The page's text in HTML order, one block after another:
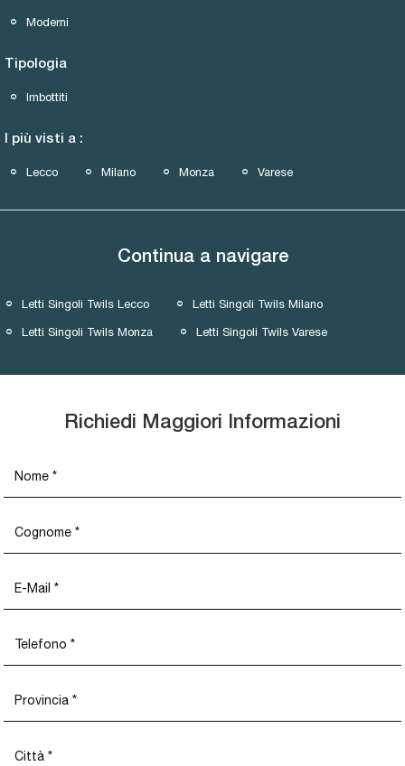
Moderni
Tipologia
Imbottiti
I più visti a :
Lecco Milano Monza Varese
Continua a navigare
Letti Singoli Twils Lecco Letti Singoli Twils Milano
Letti Singoli Twils Monza Letti Singoli Twils Varese
Richiedi Maggiori Informazioni